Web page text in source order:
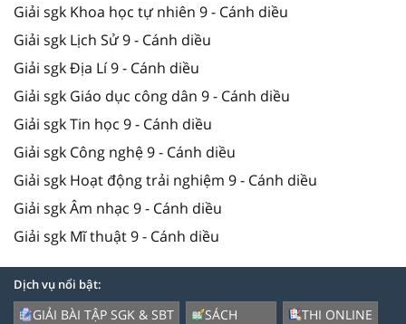
Giải sgk Khoa học tự nhiên 9 - Cánh diều
Giải sgk Lịch Sử 9 - Cánh diều
Giải sgk Địa Lí 9 - Cánh diều
Giải sgk Giáo dục công dân 9 - Cánh diều
Giải sgk Tin học 9 - Cánh diều
Giải sgk Công nghệ 9 - Cánh diều
Giải sgk Hoạt động trải nghiệm 9 - Cánh diều
Giải sgk Âm nhạc 9 - Cánh diều
Giải sgk Mĩ thuật 9 - Cánh diều
Dịch vụ nổi bật:
GIẢI BÀI TẬP SGK & SBT
SÁCH
THI ONLINE